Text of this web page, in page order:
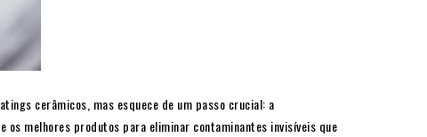
cerâmicos, mas esquece de um passo crucial: a
os melhores produtos para eliminar contaminantes invisíveis que